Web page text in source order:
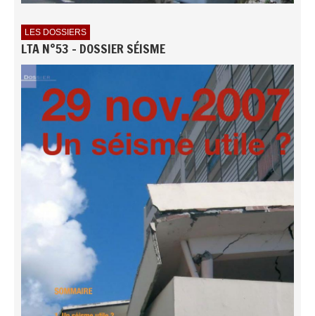
LES DOSSIERS
LTA N°53 - DOSSIER SÉISME